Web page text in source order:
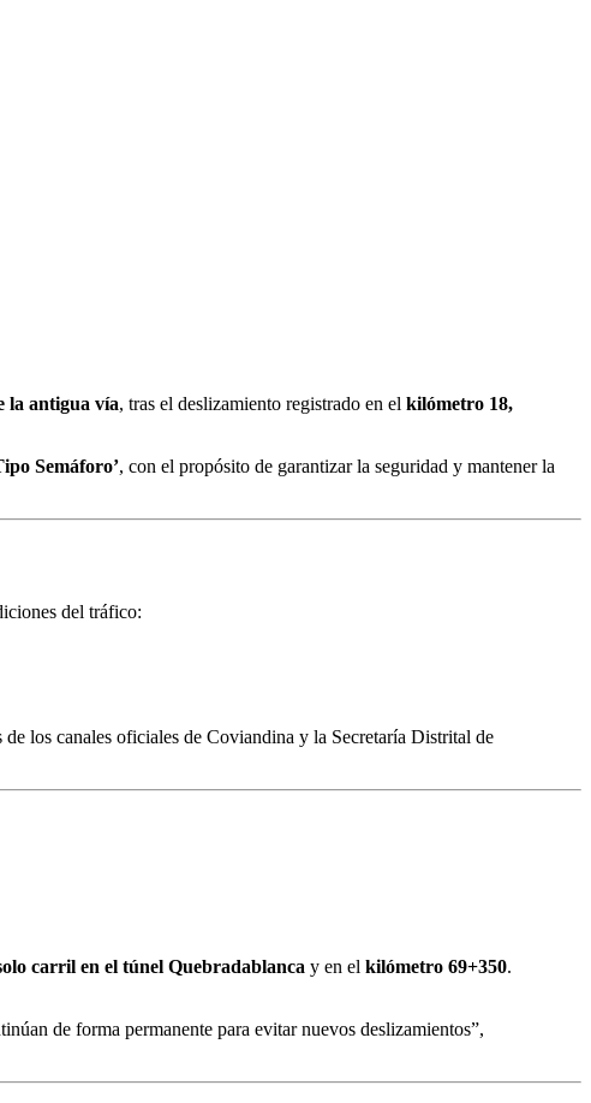
la antigua vía, tras el deslizamiento registrado en el kilómetro 18,
Semáforo’, con el propósito de garantizar la seguridad y mantener la
del tráfico:
de los canales oficiales de Coviandina y la Secretaría Distrital de
carril en el túnel Quebradablanca y en el kilómetro 69+350.
de forma permanente para evitar nuevos deslizamientos”,